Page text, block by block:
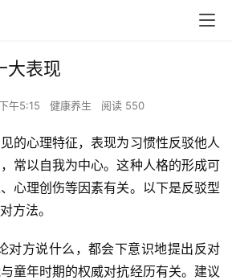
大表现
午5:15 健康养生 阅读 550
的心理特征，表现为习惯性反驳他人
常以自我为中心。这种人格的形成可
心理创伤等因素有关。以下是反驳型
方法。
对方说什么，都会下意识地提出反对
童年时期的权威对抗经历有关。建议